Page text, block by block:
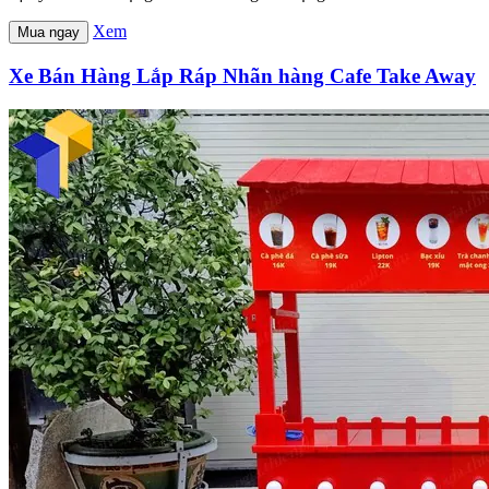
Mua ngay Xem
Xe Bán Hàng Lắp Ráp Nhãn hàng Cafe Take Away